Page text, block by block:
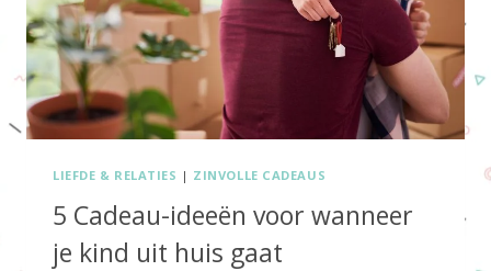
LIEFDE & RELATIES | ZINVOLLE CADEAUS
5 Cadeau-ideeën voor wanneer
je kind uit huis gaat